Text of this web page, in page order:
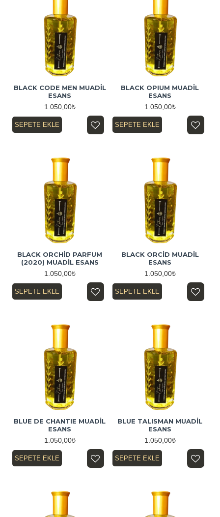
BLACK CODE MEN MUADİL
ESANS
1.050,00₺
SEPETE EKLE
BLACK OPIUM MUADİL
ESANS
1.050,00₺
SEPETE EKLE
BLACK ORCHİD PARFUM
(2020) MUADİL ESANS
1.050,00₺
SEPETE EKLE
BLACK ORCİD MUADİL
ESANS
1.050,00₺
SEPETE EKLE
BLUE DE CHANTIE MUADİL
ESANS
1.050,00₺
SEPETE EKLE
BLUE TALISMAN MUADİL
ESANS
1.050,00₺
SEPETE EKLE